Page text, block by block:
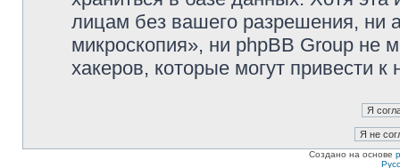
лицам без вашего разрешения, ни
микроскопия», ни phpBB Group не
хакеров, которые могут привести
Создано на основе